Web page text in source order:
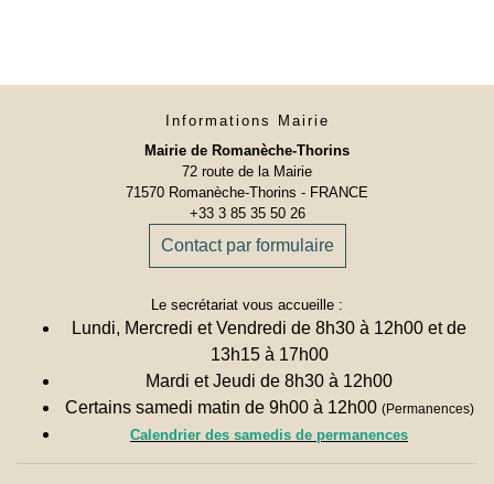
Informations Mairie
Mairie de Romanèche-Thorins
72 route de la Mairie
71570 Romanèche-Thorins - FRANCE
+33 3 85 35 50 26
Contact par formulaire
Le secrétariat vous accueille :
Lundi, Mercredi et Vendredi de 8h30 à 12h00 et de
13h15 à 17h00
Mardi et Jeudi de 8h30 à 12h00
Certains samedi matin de 9h00 à 12h00 (Permanences)
Calendrier des samedis de permanences